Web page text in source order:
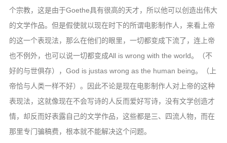
个宗教，这是由于Goethe具有很高的天才，所以他可以创造出伟大
的文学作品。但是假使就以现在时下的所谓电影制作人，来看上帝
的这一个表现法，那么在他们的眼里，一切都变成下流了，连上帝
也不例外，也可以说一切都变成All is wrong with the world。（不
好的与世俱存），God is justas wrong as the human being。（上
帝恰与人类一样不好）。因此不论是现在电影制作人对上帝的这种
表现法，这就像现在不会写诗的人反而爱好写诗，没有文学创造才
情，却反而好表露自己的文学作品，这些都是三、四流人物，而在
那里专门骗稿费，根本就不能解决这个问题。